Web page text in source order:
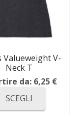
Valueweight V-
Neck T
da: 6,25 €
SCEGLI